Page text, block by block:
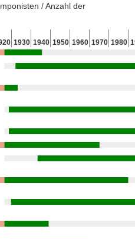
/ Anzahl der
1930 1940 1950 1960 1970 1980